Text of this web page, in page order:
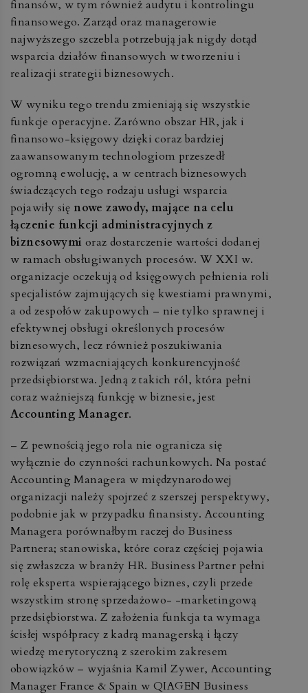
finansów, w tym również audytu i kontrolingu
finansowego. Zarząd oraz managerowie
najwyższego szczebla potrzebują jak nigdy dotąd
wsparcia działów finansowych w tworzeniu i
realizacji strategii biznesowych.
W wyniku tego trendu zmieniają się wszystkie
funkcje operacyjne. Zarówno obszar HR, jak i
finansowo-księgowy dzięki coraz bardziej
zaawansowanym technologiom przeszedł
ogromną ewolucję, a w centrach biznesowych
świadczących tego rodzaju usługi wsparcia
pojawiły się nowe zawody, mające na celu
łączenie funkcji administracyjnych z
biznesowymi oraz dostarczenie wartości dodanej
w ramach obsługiwanych procesów. W XXI w.
organizacje oczekują od księgowych pełnienia roli
specjalistów zajmujących się kwestiami prawnymi,
a od zespołów zakupowych – nie tylko sprawnej i
efektywnej obsługi określonych procesów
biznesowych, lecz również poszukiwania
rozwiązań wzmacniających konkurencyjność
przedsiębiorstwa. Jedną z takich ról, która pełni
coraz ważniejszą funkcję w biznesie, jest
Accounting Manager.
– Z pewnością jego rola nie ogranicza się
wyłącznie do czynności rachunkowych. Na postać
Accounting Managera w międzynarodowej
organizacji należy spojrzeć z szerszej perspektywy,
podobnie jak w przypadku finansisty. Accounting
Managera porównałbym raczej do Business
Partnera; stanowiska, które coraz częściej pojawia
się zwłaszcza w branży HR. Business Partner pełni
rolę eksperta wspierającego biznes, czyli przede
wszystkim stronę sprzedażowo- -marketingową
przedsiębiorstwa. Z założenia funkcja ta wymaga
ścisłej współpracy z kadrą managerską i łączy
wiedzę merytoryczną z szerokim zakresem
obowiązków – wyjaśnia Kamil Zywer, Accounting
Manager France & Spain w QIAGEN Business